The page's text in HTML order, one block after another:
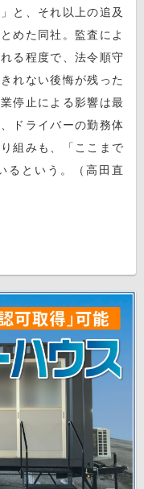
と、それ以上の追及
めた同社。監査によ
る程度で、法令順守
れない後悔が残った
停止による影響は最
ドライバーの勤務体
組みも、「ここまで
るという。（高田直